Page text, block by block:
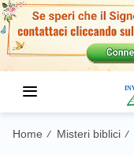
Home / Misteri biblici /